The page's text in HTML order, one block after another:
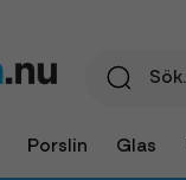
Porslin Glas